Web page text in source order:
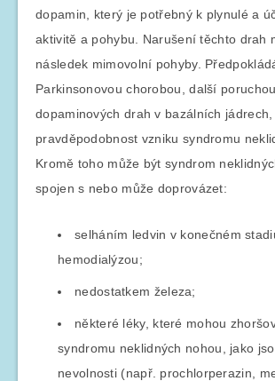
dopamin, který je potřebný k plynulé a
aktivitě a pohybu. Narušení těchto drah
následek mimovolní pohyby.
Parkinsonovou chorobou, další poruchou
dopaminových drah v bazálních
pravděpodobnost vzniku syndromu
Kromě toho může být syndrom
spojen s nebo může doprovázet:
selháním ledvin v konečném
hemodialýzou;
nedostatkem železa;
některé léky, které mohou
syndromu neklidných nohou, jako
nevolnosti (např. prochlorperazin,